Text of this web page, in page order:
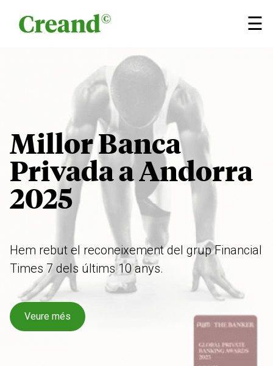
☰
×
Millor Banca
Privada a Andorra
2025
Hem rebut el reconeixement del grup Financial
Times 7 dels últims 10 anys.
Veure més